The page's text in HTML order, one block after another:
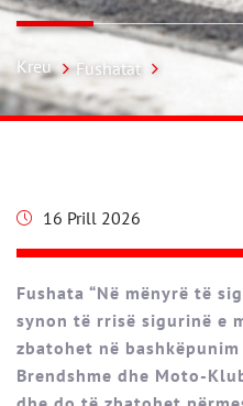
Kreu Fushatat
16 Prill 2026
Fushata “Në mënyrë të
synon të rrisë sigurinë e
zbatohet në
Brendshme dhe Moto-